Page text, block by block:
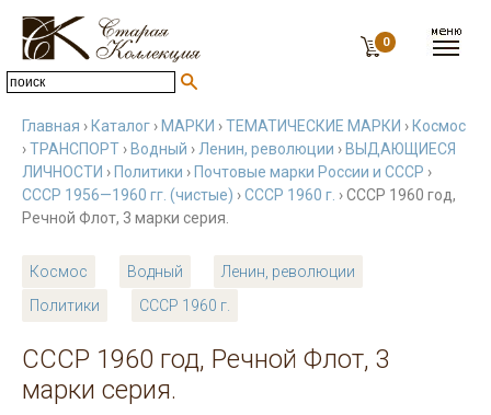
0
Главная › Каталог › МАРКИ ›ТЕМАТИЧЕСКИЕ МАРКИ › Космос
›ТРАНСПОРТ › Водный › Ленин, революции › ВЫДАЮЩИЕСЯ
ЛИЧНОСТИ › Политики › Почтовые марки России и СССР ›
СССР 1956—1960 гг. (чистые) ›СССР 1960 г. › СССР 1960 год,
Речной Флот, 3 марки серия.
Космос Водный
Ленин, революции
Политики
СССР 1960 г.
СССР 1960 год, Речной Флот, 3
марки серия.